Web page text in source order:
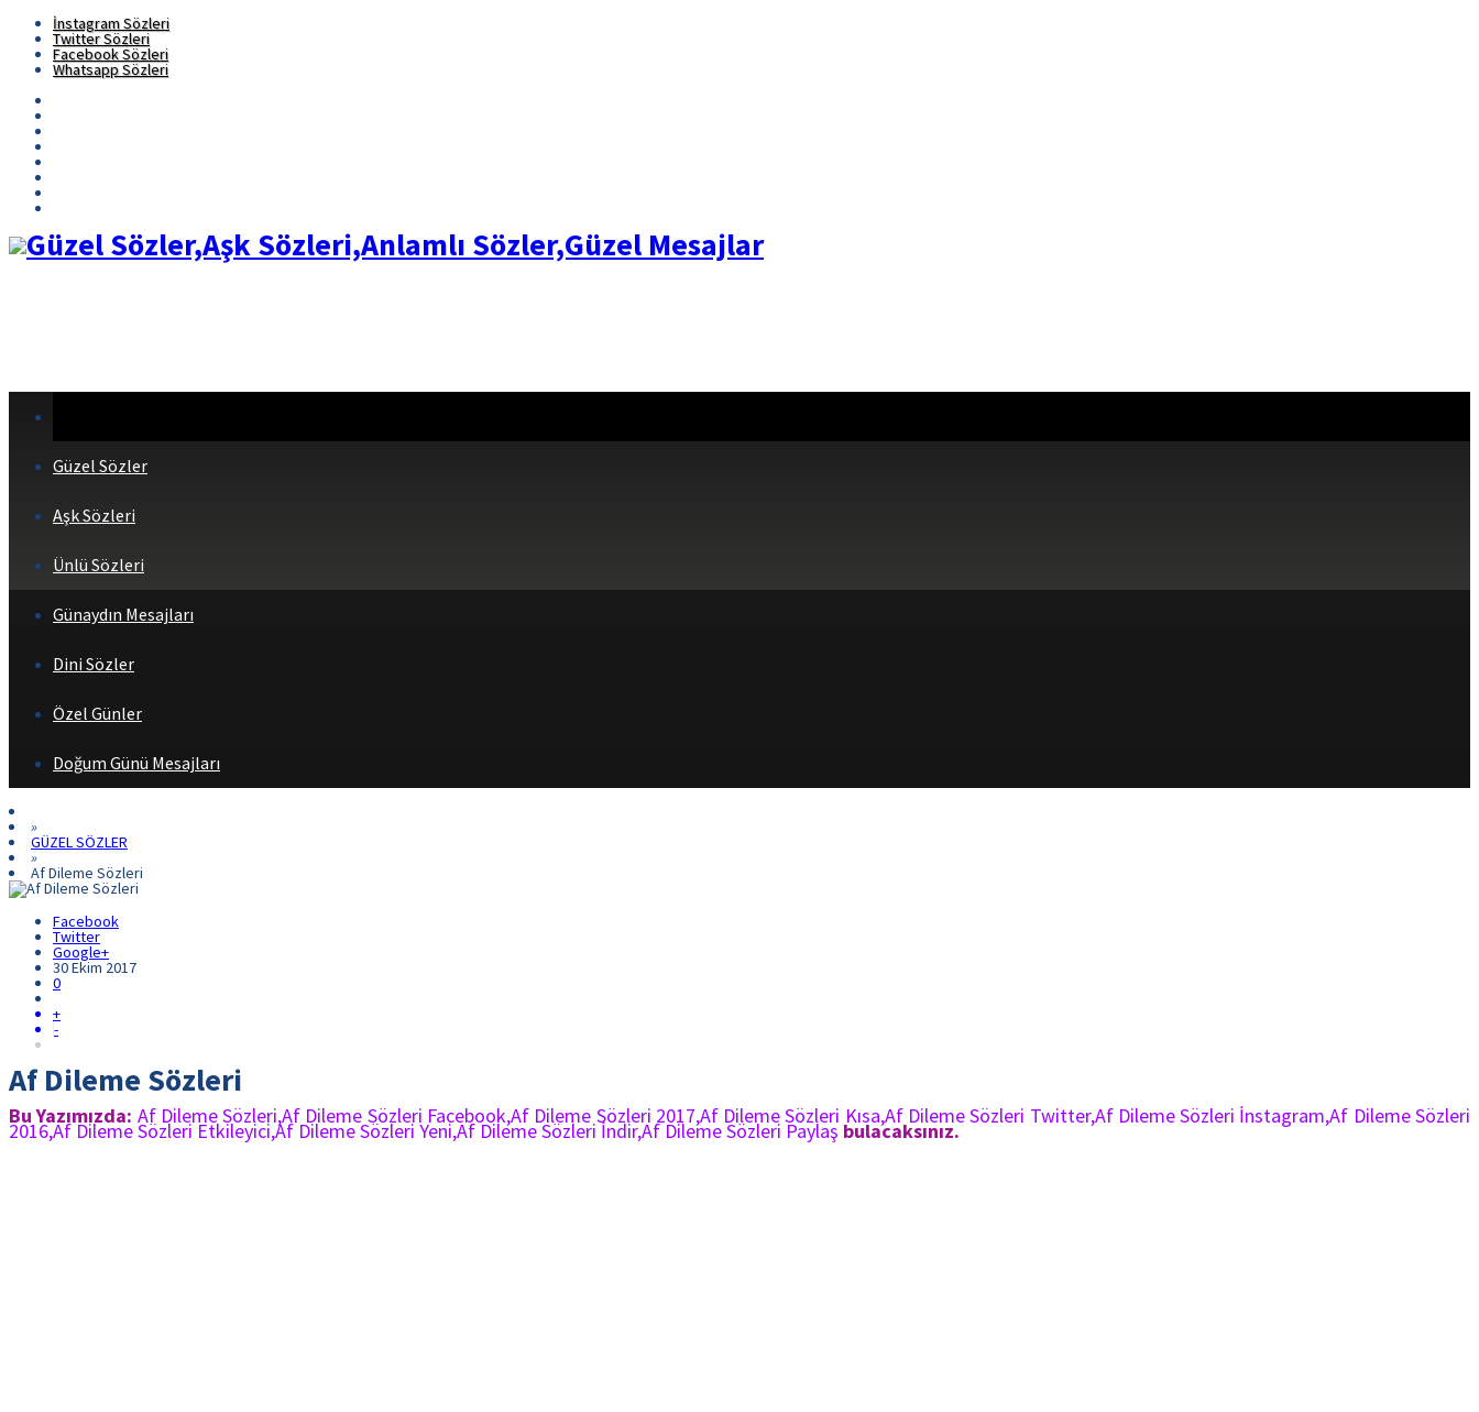
İnstagram Sözleri
Twitter Sözleri
Facebook Sözleri
Whatsapp Sözleri
Güzel Sözler
Aşk Sözleri
Ünlü Sözleri
Günaydın Mesajları
Dini Sözler
Özel Günler
Doğum Günü Mesajları
»
GÜZEL SÖZLER
»
Af Dileme Sözleri
Facebook
Twitter
Google+
30 Ekim 2017
0
+
-
Af Dileme Sözleri
Bu Yazımızda: Af Dileme Sözleri,Af Dileme Sözleri Facebook,Af Dileme Sözleri 2017,Af Dileme Sözleri Kısa,Af Dileme Sözleri Twitter,Af Dileme Sözleri İnstagram,Af Dileme Sözleri
2016,Af Dileme Sözleri Etkileyici,Af Dileme Sözleri Yeni,Af Dileme Sözleri İndir,Af Dileme Sözleri Paylaş bulacaksınız.